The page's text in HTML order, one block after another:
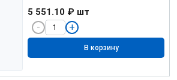
5 551.10 ₽ шт
В корзину